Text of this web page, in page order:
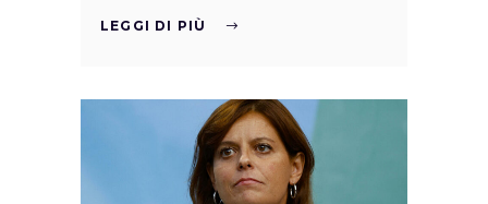
LEGGI DI PIÙ